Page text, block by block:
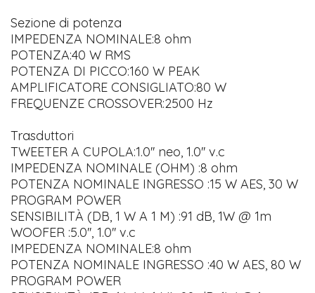
Sezione di potenza
IMPEDENZA NOMINALE:8 ohm
POTENZA:40 W RMS
POTENZA DI PICCO:160 W PEAK
AMPLIFICATORE CONSIGLIATO:80 W
FREQUENZE CROSSOVER:2500 Hz
Trasduttori
TWEETER A CUPOLA:1.0'' neo, 1.0'' v.c
IMPEDENZA NOMINALE (OHM) :8 ohm
POTENZA NOMINALE INGRESSO :15 W AES, 30 W
PROGRAM POWER
SENSIBILITÀ (DB, 1 W A 1 M) :91 dB, 1W @ 1m
WOOFER :5.0'', 1.0'' v.c
IMPEDENZA NOMINALE:8 ohm
POTENZA NOMINALE INGRESSO :40 W AES, 80 W
PROGRAM POWER